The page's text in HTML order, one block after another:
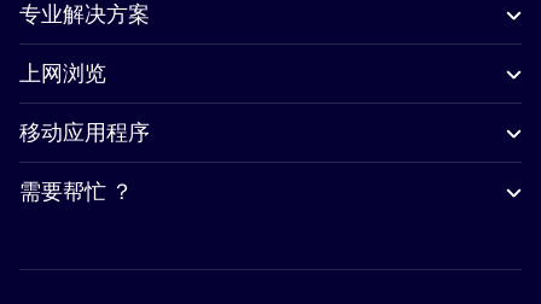
专业解决方案
上网浏览
移动应用程序
需要帮忙 ？